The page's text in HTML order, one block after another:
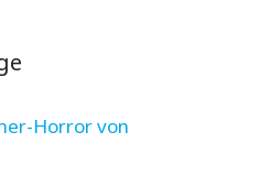
Horror von